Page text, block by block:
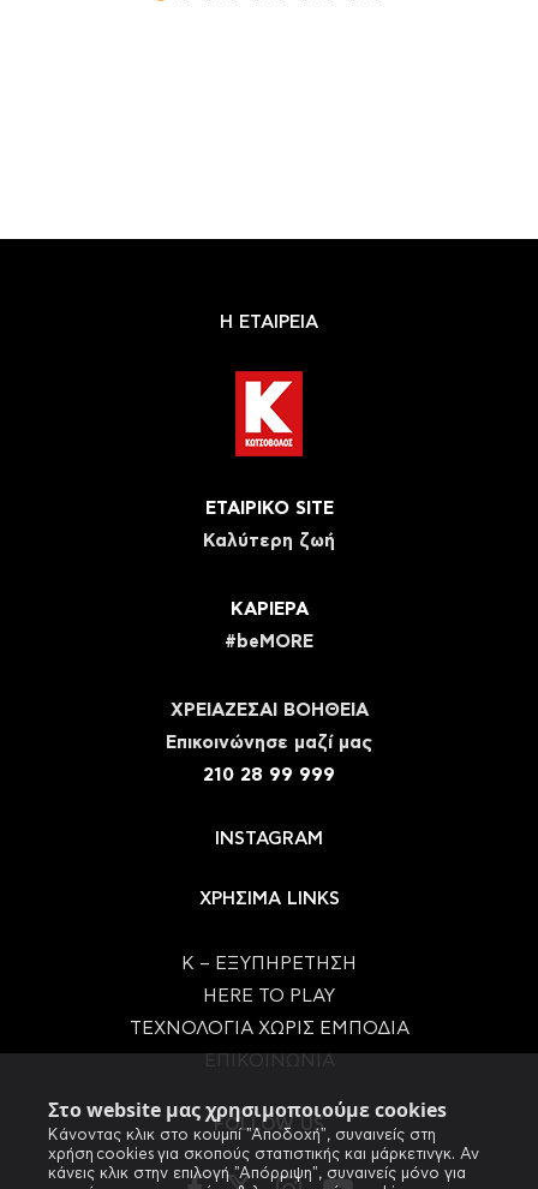
Στο website μας χρησιμοποιούμε cookies
Κάνοντας κλικ στο κουμπί "Αποδοχή", συναινείς στη
χρήση cookies για σκοπούς στατιστικής και μάρκετινγκ. Αν
κάνεις κλικ στην επιλογή "Απόρριψη", συναινείς μόνο για
Η ΕΤΑΙΡΕΙΑ
ΕΤΑΙΡΙΚΟ SITE
Καλύτερη ζωή
ΚΑΡΙΕΡΑ
#beMORE
ΧΡΕΙΑΖΕΣΑΙ ΒΟΗΘΕΙΑ
Eπικοινώνησε μαζί μας
210 28 99 999
INSTAGRAM
ΧΡΗΣΙΜΑ LINKS
Κ – ΕΞΥΠΗΡΕΤΗΣΗ
HERE TO PLAY
ΤΕΧΝΟΛΟΓΙΑ ΧΩΡΙΣ ΕΜΠΟΔΙΑ
FOLLOW US